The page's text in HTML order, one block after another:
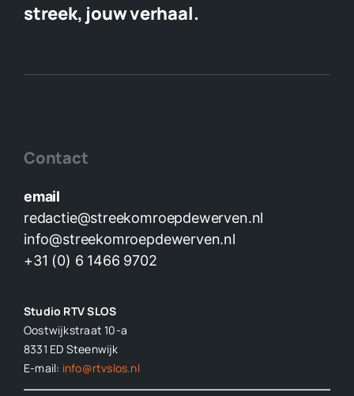
streek, jouw verhaal.
Contact
email
redactie@streekomroepdewerven.nl
info@streekomroepdewerven.nl
+31 (0) 6 1466 9702
Studio RTV SLOS
Oostwijkstraat 10-a
8331 ED Steenwijk
E-mail: info@rtvslos.nl